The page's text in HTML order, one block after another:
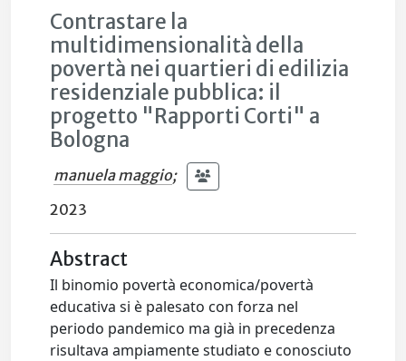
Contrastare la
multidimensionalità della
povertà nei quartieri di edilizia
residenziale pubblica: il
progetto "Rapporti Corti" a
Bologna
manuela maggio;
2023
Abstract
Il binomio povertà economica/povertà
educativa si è palesato con forza nel
periodo pandemico ma già in precedenza
risultava ampiamente studiato e conosciuto